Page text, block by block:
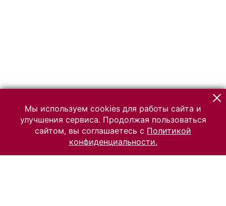
Мы используем cookies для работы сайта и
улучшения сервиса. Продолжая пользоваться
сайтом, вы соглашаетесь с Политикой
конфиденциальности.